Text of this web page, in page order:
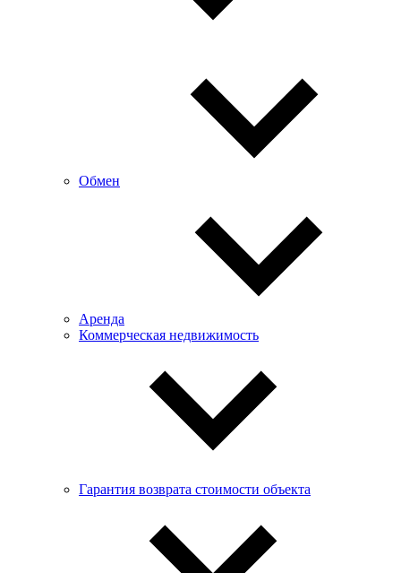
Обмен
Аренда
Коммерческая недвижимость
Гарантия возврата стоимости объекта